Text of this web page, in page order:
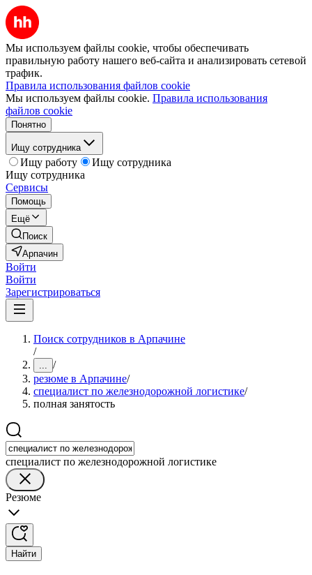
Мы используем файлы cookie, чтобы обеспечивать
правильную работу нашего веб-сайта и анализировать сетевой
трафик.
Правила использования файлов cookie
Мы используем файлы cookie. Правила использования
файлов cookie
Понятно
Ищу сотрудника
Ищу работу
Ищу сотрудника
Ищу сотрудника
Сервисы
Помощь
Ещё
Поиск
Арпачин
Войти
Войти
Зарегистрироваться
Поиск сотрудников в Арпачине
/
... /
резюме в Арпачине/
специалист по железнодорожной логистике/
полная занятость
специалист по железнодорожной логистике
Резюме
Найти